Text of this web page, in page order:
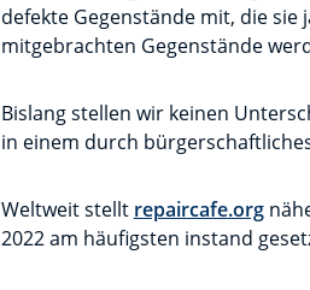
defekte Gegenstände mit, die
mitgebrachten Gegenstände
Bislang stellen wir keinen
in einem durch
Weltweit stellt repaircafe.org
2022 am häufigsten instand